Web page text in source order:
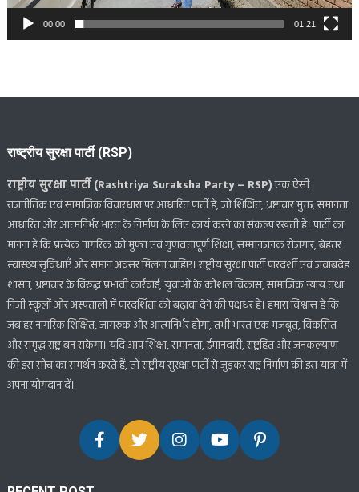
00:00 01:21
राष्ट्रीय सुरक्षा पार्टी (RSP)
राष्ट्रीय सुरक्षा पार्टी (Rashtriya Suraksha Party – RSP)एक ऐसी
राजनीतिक एवं सामाजिक विचारधारा पर आधारित पार्टी है, जो शिक्षित, भ्रष्टाचार मुक्त, समानता
आधारित और आत्मनिर्भर भारत के निर्माण के लिए कार्य करने का संकल्प रखती है। पार्टी का
मानना है कि प्रत्येक नागरिक को मुफ्त एवं गुणवत्तापूर्ण शिक्षा, सम्मानजनक रोजगार, बेहतर
स्वास्थ्य सुविधाएँ और समान अवसर मिलना चाहिए। राष्ट्रीय सुरक्षा पार्टी पारदर्शी एवं जवाबदेह
शासन, भ्रष्टाचार के विरुद्ध प्रभावी कार्रवाई, युवाओं के कौशल विकास, सामाजिक न्याय तथा
निजी स्कूलों और अस्पतालों में पारदर्शिता को बढ़ावा देने की पक्षधर है। हमारा विश्वास है कि
जब हर नागरिक शिक्षित, जागरूक और आत्मनिर्भर होगा, तभी भारत एक मजबूत, विकसित
और समृद्ध राष्ट्र बन सकेगा। यदि आप शिक्षा, समानता, ईमानदारी, राष्ट्रहित और जनकल्याण
की इस सोच का समर्थन करते हैं, तो राष्ट्रीय सुरक्षा पार्टी से जुड़कर राष्ट्र निर्माण की इस यात्रा में
अपना योगदान दें।